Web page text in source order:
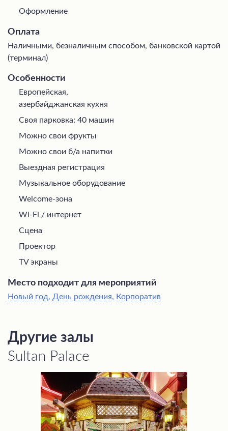
Оформление
Оплата
Наличными, безналичным способом, банковской картой
(терминал)
Особенности
Европейская,
азербайджанская кухня
Своя парковка: 40 машин
Можно свои фрукты
Можно свои б/а напитки
Выездная регистрация
Музыкальное оборудование
Welcome-зона
Wi-Fi / интернет
Сцена
Проектор
TV экраны
Место подходит для мероприятий
Новый год, День рождения, Корпоратив
Другие залы
Sultan Palace